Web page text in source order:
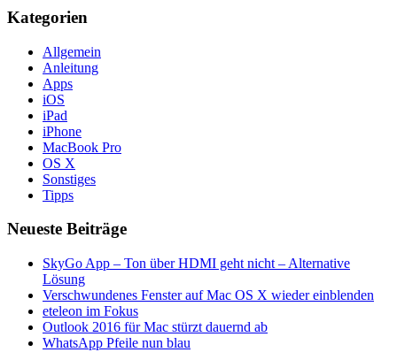
Kategorien
Allgemein
Anleitung
Apps
iOS
iPad
iPhone
MacBook Pro
OS X
Sonstiges
Tipps
Neueste Beiträge
SkyGo App – Ton über HDMI geht nicht – Alternative
Lösung
Verschwundenes Fenster auf Mac OS X wieder einblenden
eteleon im Fokus
Outlook 2016 für Mac stürzt dauernd ab
WhatsApp Pfeile nun blau